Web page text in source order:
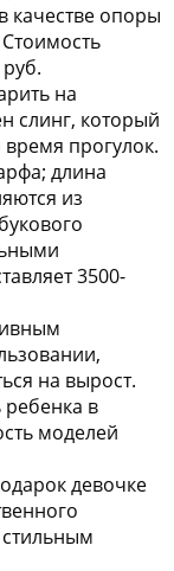
качестве опоры
на
слинг, который
прогулок.
длина
из
3500-
на вырост.
ребенка в
моделей
девочке